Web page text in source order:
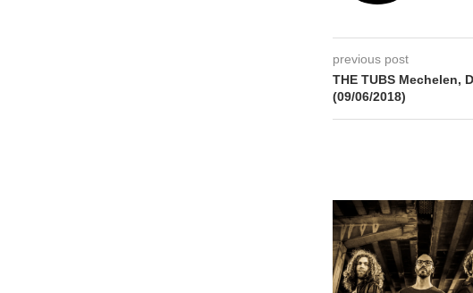
previous post
THE TUBS Mechelen,
(09/06/2018)